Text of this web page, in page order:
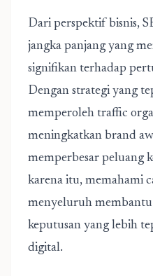
Dari perspektif bisnis,
jangka panjang yang
signifikan terhadap
Dengan strategi yang
memperoleh traffic
meningkatkan brand
memperbesar peluang
karena itu, memahami
menyeluruh
keputusan yang lebih
digital.